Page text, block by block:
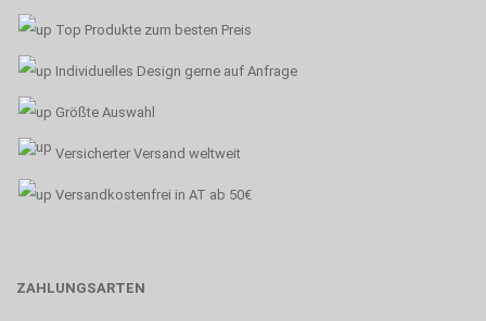
Top Produkte zum besten Preis
Individuelles Design gerne auf Anfrage
Größte Auswahl
Versicherter Versand weltweit
Versandkostenfrei in AT ab 50€
ZAHLUNGSARTEN